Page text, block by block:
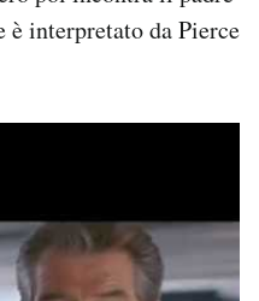
interpretato da Pierce